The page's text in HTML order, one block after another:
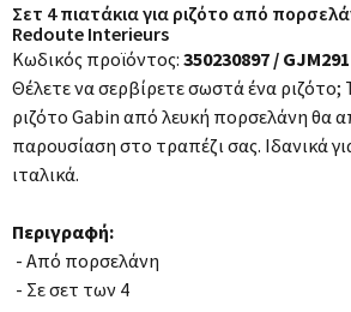
Σετ 4 πιατάκια για ριζότο από
Redoute Interieurs
Κωδικός προϊόντος: 350230897 / GJM291
Θέλετε να σερβίρετε σωστά ένα ριζότο;
ριζότο Gabin από λευκή πορσελάνη θα
παρουσίαση στο τραπέζι σας. Ιδανικά
ιταλικά.
Περιγραφή:
- Από πορσελάνη
- Σε σετ των 4